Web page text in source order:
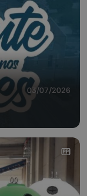
03/07/2026